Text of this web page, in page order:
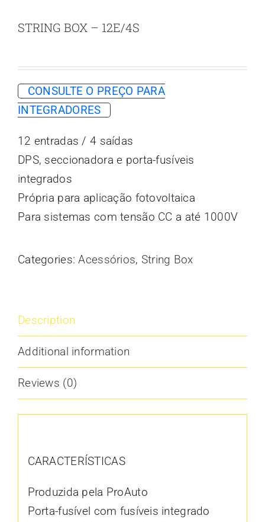
STRING BOX – 12E/4S
CONSULTE O PREÇO PARA
INTEGRADORES
12 entradas / 4 saídas
DPS, seccionadora e porta-fusíveis
integrados
Própria para aplicação fotovoltaica
Para sistemas com tensão CC a até 1000V
Categories:Acessórios, String Box
Description
Additional information
Reviews (0)
CARACTERÍSTICAS
Produzida pela ProAuto
Porta-fusível com fusíveis integrado